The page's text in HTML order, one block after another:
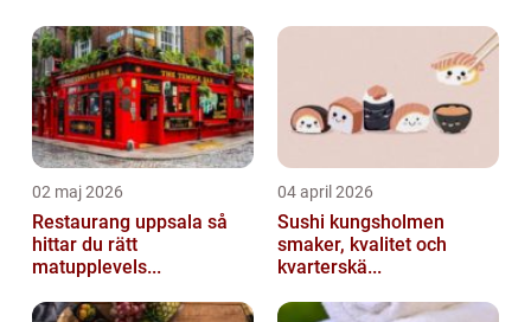
en historisk genomgång av för-...
02 maj 2026
Restaurang uppsala så
hittar du rätt
matupplevels...
04 april 2026
Sushi kungsholmen
smaker, kvalitet och
kvarterskä...